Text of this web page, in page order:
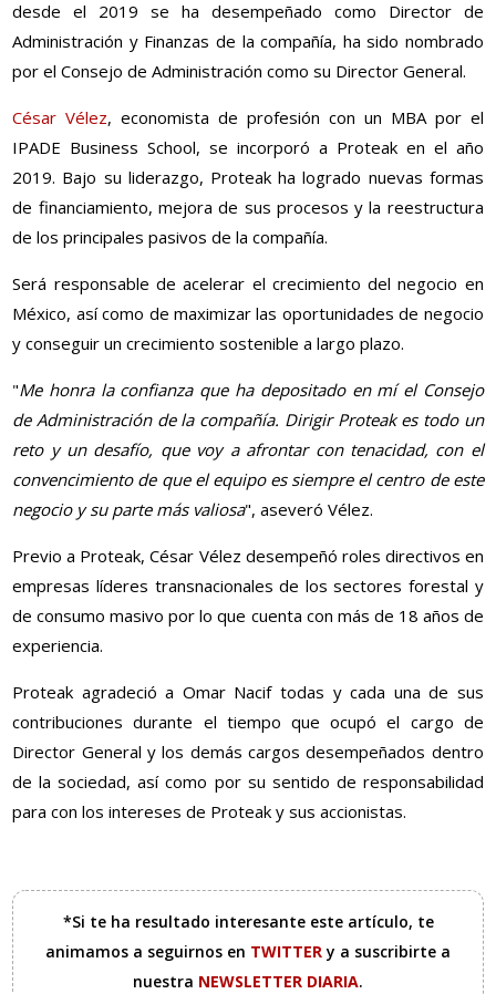
desde el 2019 se ha desempeñado como Director de
Administración y Finanzas de la compañía, ha sido nombrado
por el Consejo de Administración como su Director General.
César Vélez, economista de profesión con un MBA por el
IPADE Business School, se incorporó a Proteak en el año
2019. Bajo su liderazgo, Proteak ha logrado nuevas formas
de financiamiento, mejora de sus procesos y la reestructura
de los principales pasivos de la compañía.
Será responsable de acelerar el crecimiento del negocio en
México, así como de maximizar las oportunidades de negocio
y conseguir un crecimiento sostenible a largo plazo.
"Me honra la confianza que ha depositado en mí el Consejo
de Administración de la compañía. Dirigir Proteak es todo un
reto y un desafío, que voy a afrontar con tenacidad, con el
convencimiento de que el equipo es siempre el centro de este
negocio y su parte más valiosa", aseveró Vélez.
Previo a Proteak, César Vélez desempeñó roles directivos en
empresas líderes transnacionales de los sectores forestal y
de consumo masivo por lo que cuenta con más de 18 años de
experiencia.
Proteak agradeció a Omar Nacif todas y cada una de sus
contribuciones durante el tiempo que ocupó el cargo de
Director General y los demás cargos desempeñados dentro
de la sociedad, así como por su sentido de responsabilidad
para con los intereses de Proteak y sus accionistas.
*Si te ha resultado interesante este artículo, te
animamos a seguirnos en TWITTERy a suscribirte a
nuestra NEWSLETTER DIARIA.